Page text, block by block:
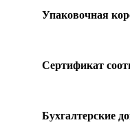
Упаковочная
Сертификат
Бухгалтерские